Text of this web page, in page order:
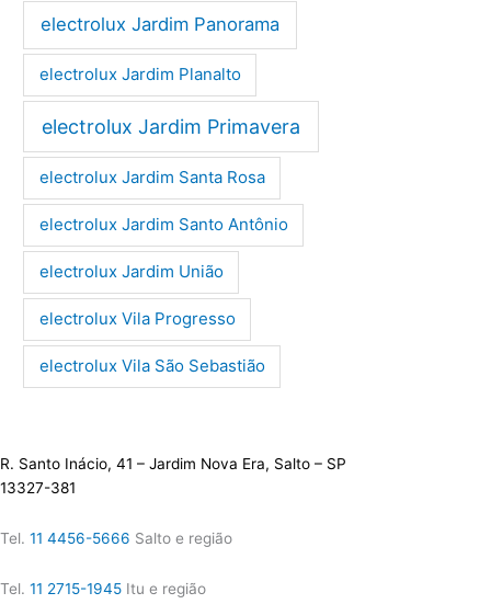
electrolux Jardim Panorama
electrolux Jardim Planalto
electrolux Jardim Primavera
electrolux Jardim Santa Rosa
electrolux Jardim Santo Antônio
electrolux Jardim União
electrolux Vila Progresso
electrolux Vila São Sebastião
R. Santo Inácio, 41 – Jardim Nova Era, Salto – SP
13327-381
Tel. 11 4456-5666 Salto e região
Tel. 11 2715-1945 Itu e região